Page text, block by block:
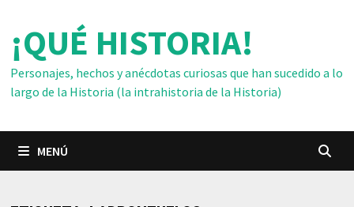
contenido
¡QUÉ HISTORIA!
Personajes, hechos y anécdotas curiosas que han sucedido a lo
largo de la Historia (la intrahistoria de la Historia)
MENÚ